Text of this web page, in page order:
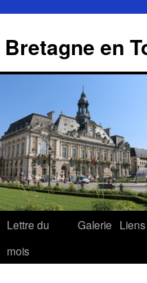
en
Lettre du
mois
Galerie Liens